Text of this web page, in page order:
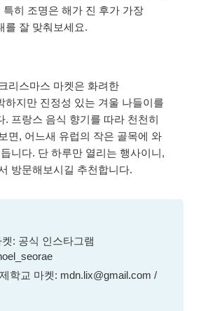
특히 조명은 해가 진 후가 가장
를 잘 맞춰보세요.
리스마스 마켓은 화려한
하지만 진정성 있는 겨울 나들이를
. 프랑스 음식 향기를 따라 천천히
면, 어느새 유럽의 작은 골목에 와
니다. 단 하루만 열리는 행사이니,
방문해보시길 추천합니다.
: 공식 인스타그램
학교 마켓: mdn.lix@gmail.com /